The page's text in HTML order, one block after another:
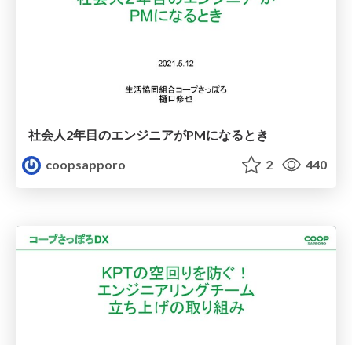
社会人2年目のエンジニアがPMになるとき
coopsapporo
2 440